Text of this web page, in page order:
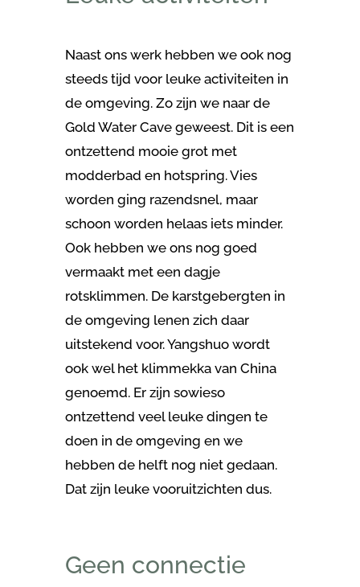
Naast ons werk hebben we ook nog
steeds tijd voor leuke activiteiten in
de omgeving. Zo zijn we naar de
Gold Water Cave geweest. Dit is een
ontzettend mooie grot met
modderbad en hotspring. Vies
worden ging razendsnel, maar
schoon worden helaas iets minder.
Ook hebben we ons nog goed
vermaakt met een dagje
rotsklimmen. De karstgebergten in
de omgeving lenen zich daar
uitstekend voor. Yangshuo wordt
ook wel het klimmekka van China
genoemd. Er zijn sowieso
ontzettend veel leuke dingen te
doen in de omgeving en we
hebben de helft nog niet gedaan.
Dat zijn leuke vooruitzichten dus.
Geen connectie